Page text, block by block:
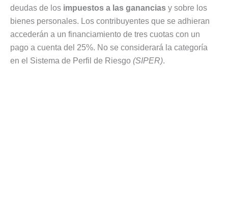
deudas de los impuestos a las ganancias y sobre los
bienes personales. Los contribuyentes que se adhieran
accederán a un financiamiento de tres cuotas con un
pago a cuenta del 25%. No se considerará la categoría
en el Sistema de Perfil de Riesgo (SIPER).